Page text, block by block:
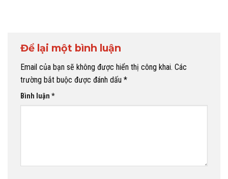
Để lại một bình luận
Email của bạn sẽ không được hiển thị công khai. Các
trường bắt buộc được đánh dấu *
Bình luận *